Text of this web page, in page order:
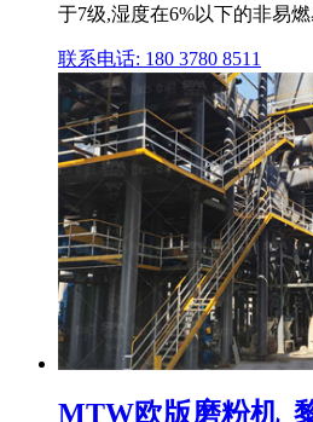
于7级,湿度在6%以下的非易
联系电话: 180 3780 8511
MTW欧版磨粉机_